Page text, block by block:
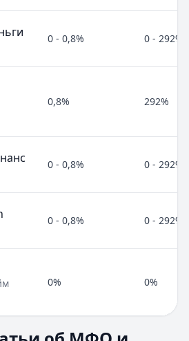
0 - 0,8% 0 - 292%
0,8% 292%
0 - 0,8% 0 - 292%
0 - 0,8% 0 - 292%
0% 0%